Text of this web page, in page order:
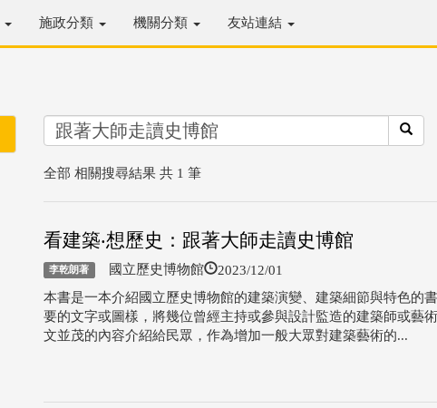
施政分類 機關分類 友站連結
全部 相關搜尋結果 共 1 筆
看建築‧想歷史：跟著大師走讀史博館
李乾朗著 國立歷史博物館 2023/12/01
本書是一本介紹國立歷史博物館的建築演變、建築細節與特色的
要的文字或圖樣，將幾位曾經主持或參與設計監造的建築師或藝
文並茂的內容介紹給民眾，作為增加一般大眾對建築藝術的...